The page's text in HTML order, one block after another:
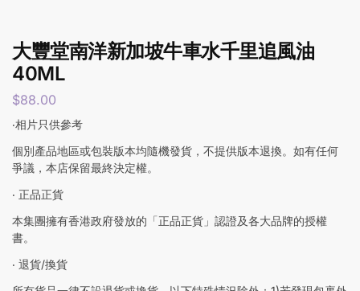
大豐堂南洋新加坡牛車水千里追風油
40ML
$88.00
‧相片只供參考
個別產品地區或包裝版本均隨機發貨，不提供版本退換。如有任何
爭議，本店保留最終決定權。
‧ 正品正貨
本集團擁有香港政府發放的「正品正貨」認證及各大品牌的授權
書。
‧ 退貨/換貨